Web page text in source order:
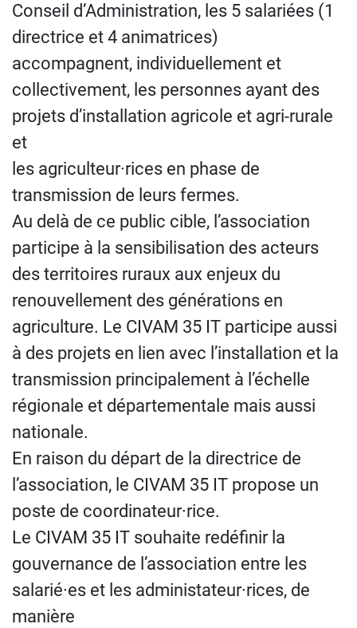
Conseil d’Administration, les 5 salariées (1
directrice et 4 animatrices)
accompagnent, individuellement et
collectivement, les personnes ayant des
projets d’installation agricole et agri-rurale
et
les agriculteur·rices en phase de
transmission de leurs fermes.
Au delà de ce public cible, l’association
participe à la sensibilisation des acteurs
des territoires ruraux aux enjeux du
renouvellement des générations en
agriculture. Le CIVAM 35 IT participe aussi
à des projets en lien avec l’installation et la
transmission principalement à l’échelle
régionale et départementale mais aussi
nationale.
En raison du départ de la directrice de
l’association, le CIVAM 35 IT propose un
poste de coordinateur·rice.
Le CIVAM 35 IT souhaite redéfinir la
gouvernance de l’association entre les
salarié·es et les administateur·rices, de
manière